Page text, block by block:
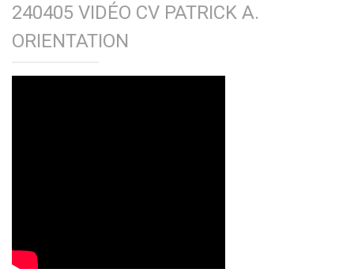
240405 VIDÉO CV PATRICK A.
ORIENTATION